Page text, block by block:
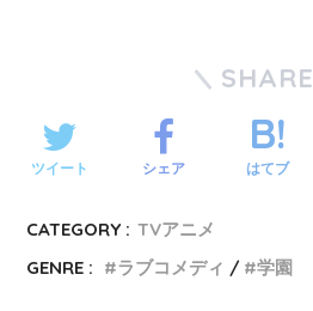
SHARE
ツイート シェア はてブ
CATEGORY : TVアニメ
GENRE :
ラブコメディ 学園